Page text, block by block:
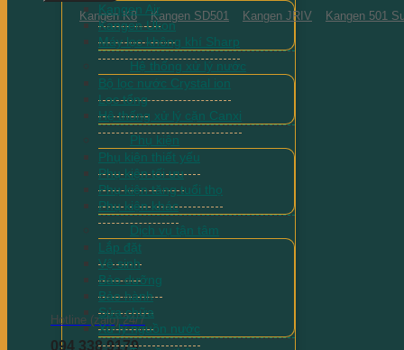
Kangen K8 Kangen SD501 Kangen JRIV Kangen 501
Hotline (zalo) 24/7
094 338 9179
Kangen Air
Kangen Ukon
Máy lọc không khí Sharp
Hệ thống xử lý nước
Bộ lọc nước Crystal ion
Lọc tổng
Hệ thống xử lý cặn Canxi
Phụ kiện
Phụ kiện thiết yếu
Phụ kiện tối ưu
Phụ kiện tăng tuổi thọ
Phụ kiện khác
Dịch vụ tận tâm
Lắp đặt
Vệ sinh
Bảo dưỡng
Bảo hành
Sửa chữa
Xử lý nguồn nước